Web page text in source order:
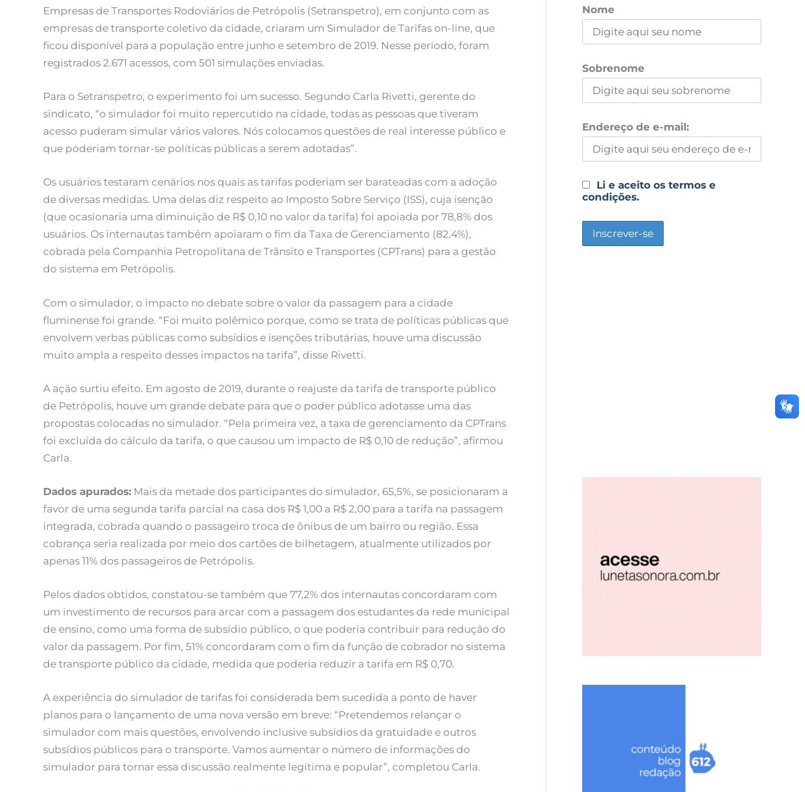
Empresas de Transportes Rodoviários de Petrópolis (Setranspetro), em conjunto com as
empresas de transporte coletivo da cidade, criaram um Simulador de Tarifas on-line, que
ficou disponível para a população entre junho e setembro de 2019. Nesse período, foram
registrados 2.671 acessos, com 501 simulações enviadas.
Para o Setranspetro, o experimento foi um sucesso. Segundo Carla Rivetti, gerente do
sindicato, “o simulador foi muito repercutido na cidade, todas as pessoas que tiveram
acesso puderam simular vários valores. Nós colocamos questões de real interesse público e
que poderiam tornar-se políticas públicas a serem adotadas”.
Os usuários testaram cenários nos quais as tarifas poderiam ser barateadas com a adoção
de diversas medidas. Uma delas diz respeito ao Imposto Sobre Serviço (ISS), cuja isenção
(que ocasionaria uma diminuição de R$ 0,10 no valor da tarifa) foi apoiada por 78,8% dos
usuários. Os internautas também apoiaram o fim da Taxa de Gerenciamento (82,4%),
cobrada pela Companhia Petropolitana de Trânsito e Transportes (CPTrans) para a gestão
do sistema em Petrópolis.
Com o simulador, o impacto no debate sobre o valor da passagem para a cidade
fluminense foi grande. “Foi muito polêmico porque, como se trata de políticas públicas que
envolvem verbas públicas como subsídios e isenções tributárias, houve uma discussão
muito ampla a respeito desses impactos na tarifa”, disse Rivetti.
A ação surtiu efeito. Em agosto de 2019, durante o reajuste da tarifa de transporte público
de Petrópolis, houve um grande debate para que o poder público adotasse uma das
propostas colocadas no simulador. “Pela primeira vez, a taxa de gerenciamento da CPTrans
foi excluída do cálculo da tarifa, o que causou um impacto de R$ 0,10 de redução”, afirmou
Carla.
Dados apurados: Mais da metade dos participantes do simulador, 65,5%, se posicionaram a
favor de uma segunda tarifa parcial na casa dos R$ 1,00 a R$ 2,00 para a tarifa na passagem
integrada, cobrada quando o passageiro troca de ônibus de um bairro ou região. Essa
cobrança seria realizada por meio dos cartões de bilhetagem, atualmente utilizados por
apenas 11% dos passageiros de Petrópolis.
Pelos dados obtidos, constatou-se também que 77,2% dos internautas concordaram com
um investimento de recursos para arcar com a passagem dos estudantes da rede municipal
de ensino, como uma forma de subsídio público, o que poderia contribuir para redução do
valor da passagem. Por fim, 51% concordaram com o fim da função de cobrador no sistema
de transporte público da cidade, medida que poderia reduzir a tarifa em R$ 0,70.
A experiência do simulador de tarifas foi considerada bem sucedida a ponto de haver
planos para o lançamento de uma nova versão em breve: “Pretendemos relançar o
simulador com mais questões, envolvendo inclusive subsídios da gratuidade e outros
subsídios públicos para o transporte. Vamos aumentar o número de informações do
simulador para tornar essa discussão realmente legítima e popular”, completou Carla.
Nome
Sobrenome
Endereço de e-mail:
Li e aceito os termos e
condições.